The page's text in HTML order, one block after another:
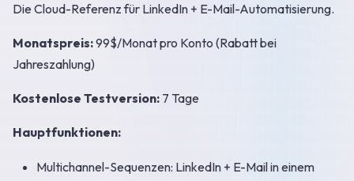
Die Cloud-Referenz für LinkedIn + E-Mail-Automatisierung.
Monatspreis:99$/Monat pro Konto (Rabatt bei
Jahreszahlung)
Kostenlose Testversion: 7 Tage
Hauptfunktionen:
Multichannel-Sequenzen: LinkedIn + E-Mail in einem